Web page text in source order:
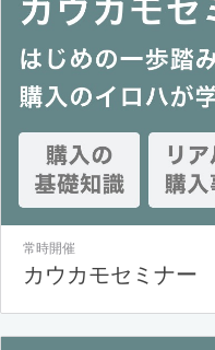
常時開催
カウカモセミナー